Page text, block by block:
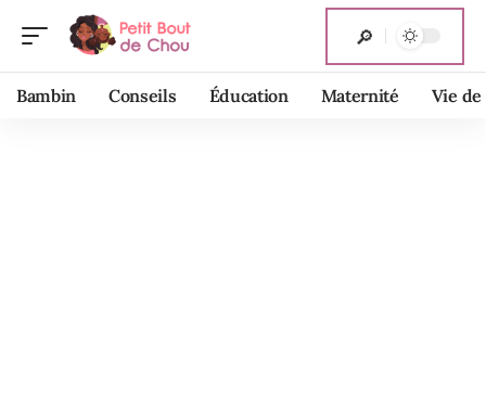
Bambin Conseils Éducation Maternité Vie